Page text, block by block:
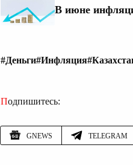
В июне
#Деньги#Инфляция
Подпишитесь:
GNEWS TELEGRAM